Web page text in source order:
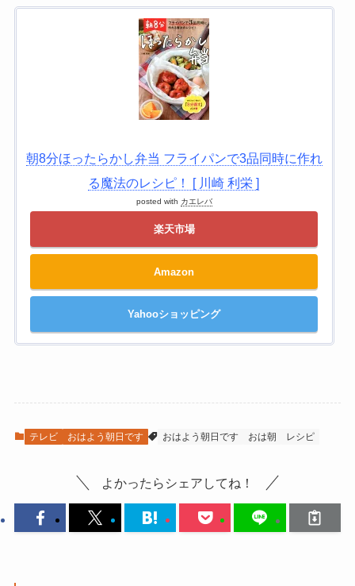
朝8分ほったらかし弁当 フライパンで3品同時に作れ
る魔法のレシピ！ [ 川崎 利栄 ]
posted with カエレバ
楽天市場
Amazon
Yahooショッピング
テレビ おはよう朝日です おはよう朝日です おは朝 レシピ
よかったらシェアしてね！